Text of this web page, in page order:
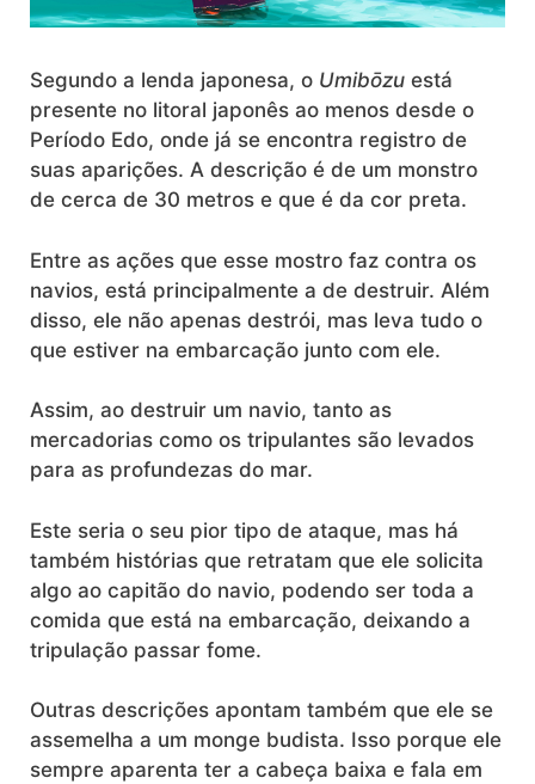
Segundo a lenda japonesa, o Umibōzu está
presente no litoral japonês ao menos desde o
Período Edo, onde já se encontra registro de
suas aparições. A descrição é de um monstro
de cerca de 30 metros e que é da cor preta.
Entre as ações que esse mostro faz contra os
navios, está principalmente a de destruir. Além
disso, ele não apenas destrói, mas leva tudo o
que estiver na embarcação junto com ele.
Assim, ao destruir um navio, tanto as
mercadorias como os tripulantes são levados
para as profundezas do mar.
Este seria o seu pior tipo de ataque, mas há
também histórias que retratam que ele solicita
algo ao capitão do navio, podendo ser toda a
comida que está na embarcação, deixando a
tripulação passar fome.
Outras descrições apontam também que ele se
assemelha a um monge budista. Isso porque ele
sempre aparenta ter a cabeça baixa e fala em